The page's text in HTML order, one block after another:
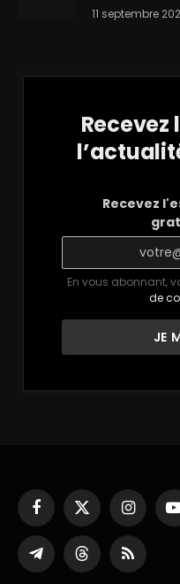
11 septembre
Recevez
Recevez
En vous abonnant,
de
Facebook
X
(Twitter)
Partager
sur
ThreadsRSS